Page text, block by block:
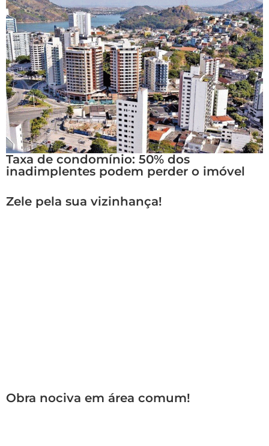
Taxa de condomínio: 50% dos
inadimplentes podem perder o imóvel
Zele pela sua vizinhança!
Obra nociva em área comum!